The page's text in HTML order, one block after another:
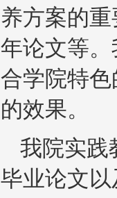
养方案的
年论文等
合学院特
的效果。
我院实践
毕业论文